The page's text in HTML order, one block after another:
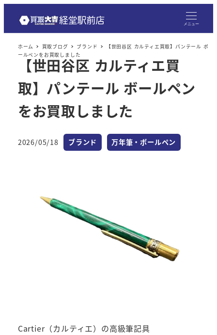
メニュー
ホーム 買取ブログ ブランド
【世田谷区 カルティエ買取】パンテール ボ
ールペンをお買取しました
【世田谷区 カルティエ買
取】パンテール ボールペン
をお買取しました
投稿日
2026/05/18 カテゴリー
ブランド カテゴリー
万年筆・ボールペン
Cartier（カルティエ）の高級筆記具